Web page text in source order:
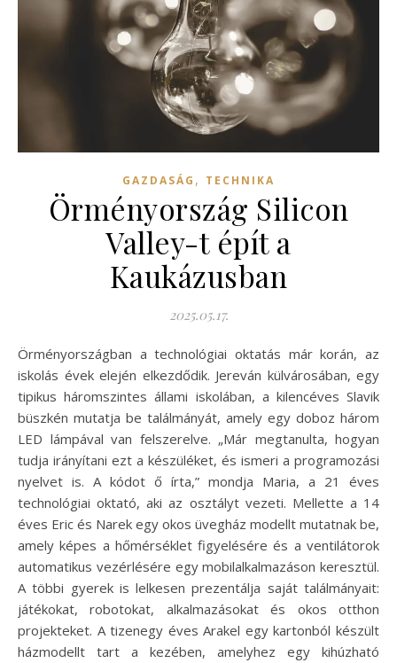
GAZDASÁG , TECHNIKA
Örményország Silicon
Valley-t épít a
Kaukázusban
2025.05.17.
Örményországban a technológiai oktatás már korán, az
iskolás évek elején elkezdődik. Jereván külvárosában, egy
tipikus háromszintes állami iskolában, a kilencéves Slavik
büszkén mutatja be találmányát, amely egy doboz három
LED lámpával van felszerelve. „Már megtanulta, hogyan
tudja irányítani ezt a készüléket, és ismeri a programozási
nyelvet is. A kódot ő írta,” mondja Maria, a 21 éves
technológiai oktató, aki az osztályt vezeti. Mellette a 14
éves Eric és Narek egy okos üvegház modellt mutatnak be,
amely képes a hőmérséklet figyelésére és a ventilátorok
automatikus vezérlésére egy mobilalkalmazáson keresztül.
A többi gyerek is lelkesen prezentálja saját találmányait:
játékokat, robotokat, alkalmazásokat és okos otthon
projekteket. A tizenegy éves Arakel egy kartonból készült
házmodellt tart a kezében, amelyhez egy kihúzható